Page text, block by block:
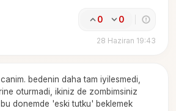
0 0
28 Haziran 19:43
bedenin daha tam iyilesmedi,
oturmadi, ikiniz de zombimsiniz
donemde 'eski tutku' beklemek